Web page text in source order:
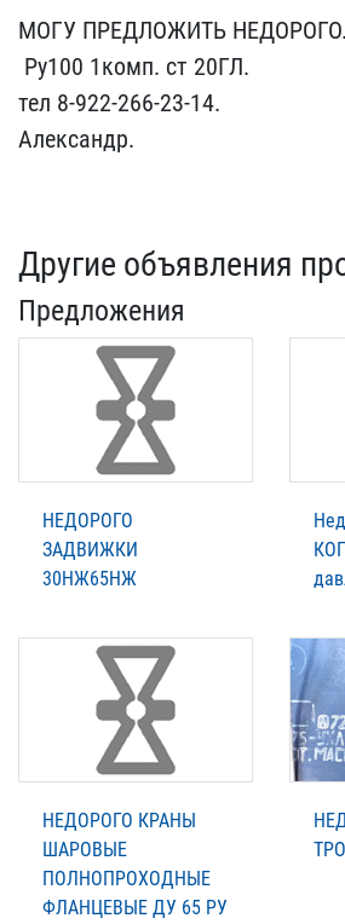
МОГУ ПРЕДЛОЖИТЬ НЕДОРОГ​О.
​ Ру100 1комп. ст 20ГЛ.​
тел 8-922-266-23-14.
Ал​ександр.
Другие объявления
Предложения
НЕДОРОГО
ЗАДВИЖКИ
30НЖ65НЖ
НЕДОРОГО КРАНЫ
ШАРОВЫЕ
ПОЛНОПРОХОДНЫЕ
ФЛАНЦЕВЫЕ ДУ 65 РУ